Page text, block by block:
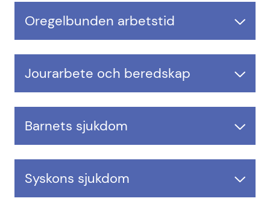
Oregelbunden arbetstid
Jourarbete och beredskap
Barnets sjukdom
Syskons sjukdom